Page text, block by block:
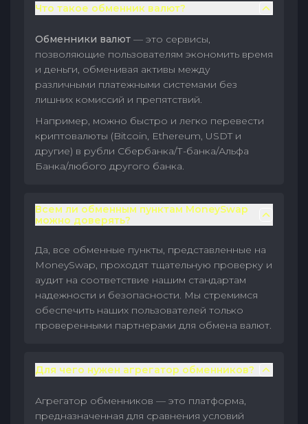
Что такое обменник валют?
Обменники валют — это сервисы,
позволяющие пользователям экономить время
и деньги, обменивая активы между
различными платежными системами без
лишних комиссий и препятствий.
Например, можно быстро и легко перевести
криптовалюты (Bitcoin, Ethereum, USDT и
другие) в рубли Сбербанка/Т-банка/Альфа
Банка/любого другого банка.
Всем ли обменным пунктам MoneySwap
можно доверять?
Да, все обменные пункты, представленные на
MoneySwap, проходят тщательную проверку и
аудит на соответствие нашим стандартам
надежности и безопасности. Мы стремимся
обеспечить наших пользователей только
проверенными партнерами для обмена валют.
Для чего нужен агрегатор обменников?
Агрегатор обменников — это платформа,
предназначенная для сравнения условий